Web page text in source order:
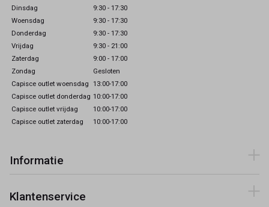
Dinsdag
9:30 - 17:30
Woensdag
9:30 - 17:30
Donderdag
9:30 - 17:30
Vrijdag
9:30 - 21:00
Zaterdag
9:00 - 17:00
Zondag
Gesloten
Capisce outlet woensdag 13:00-17:00
Capisce outlet donderdag 10:00-17:00
Capisce outlet vrijdag
10:00-17:00
Capisce outlet zaterdag
10:00-17:00
Informatie
Klantenservice